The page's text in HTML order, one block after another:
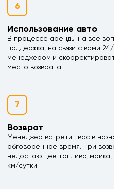
6
Использование авто
В процессе аренды на все
поддержка, на связи с вами
менеджером и
место возврата.
7
Возврат
Менеджер встретит вас в
обговоренное время. При
недостающее топливо,
км/сутки.